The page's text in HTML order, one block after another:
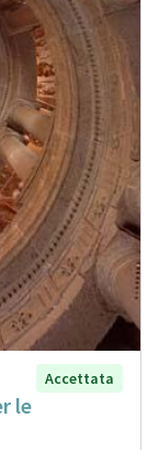
le
Accettata